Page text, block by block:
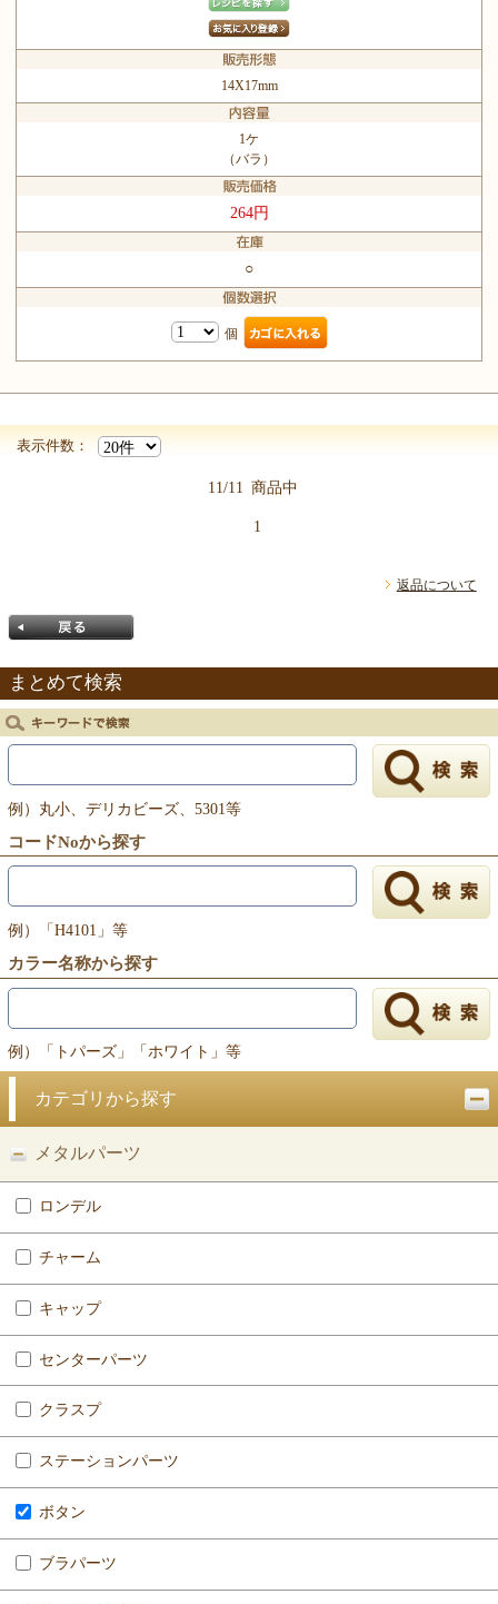
14X17mm
1ケ
（バラ）
264円
○
個
表示件数：
11/11 商品中
1
返品について
戻る
まとめて検索
例）丸小、デリカビーズ、5301等
コードNoから探す
例）「H4101」等
カラー名称から探す
例）「トパーズ」「ホワイト」等
カテゴリから探す
メタルパーツ
ロンデル
チャーム
キャップ
センターパーツ
クラスプ
ステーションパーツ
ボタン
ブラパーツ